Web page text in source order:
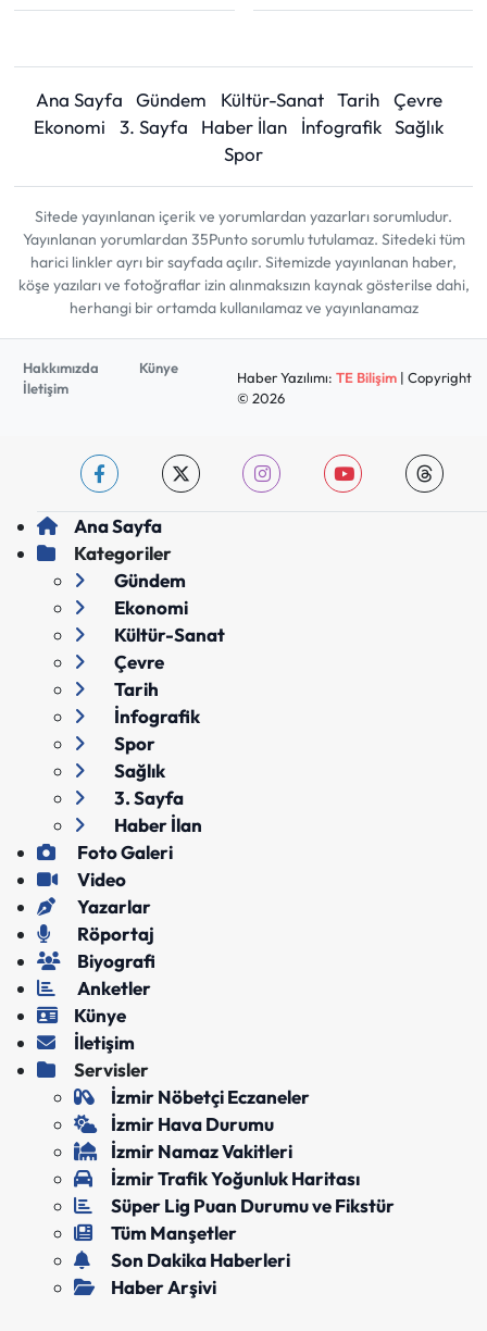
Ana Sayfa Gündem Kültür-Sanat Tarih
Çevre
Ekonomi
3. Sayfa Haber İlan İnfografik Sağlık
Spor
Sitede yayınlanan içerik ve yorumlardan yazarları sorumludur.
Yayınlanan yorumlardan 35Punto sorumlu tutulamaz. Sitedeki tüm
harici linkler ayrı bir sayfada açılır. Sitemizde yayınlanan haber,
köşe yazıları ve fotoğraflar izin alınmaksızın kaynak gösterilse dahi,
herhangi bir ortamda kullanılamaz ve yayınlanamaz
Hakkımızda
Künye
İletişim
Haber Yazılımı: TE Bilişim| Copyright
© 2026
Ana Sayfa
Kategoriler
Gündem
Ekonomi
Kültür-Sanat
Çevre
Tarih
İnfografik
Spor
Sağlık
3. Sayfa
Haber İlan
Foto Galeri
Video
Yazarlar
Röportaj
Biyografi
Anketler
Künye
İletişim
Servisler
İzmir Nöbetçi Eczaneler
İzmir Hava Durumu
İzmir Namaz Vakitleri
İzmir Trafik Yoğunluk Haritası
Süper Lig Puan Durumu ve Fikstür
Tüm Manşetler
Son Dakika Haberleri
Haber Arşivi